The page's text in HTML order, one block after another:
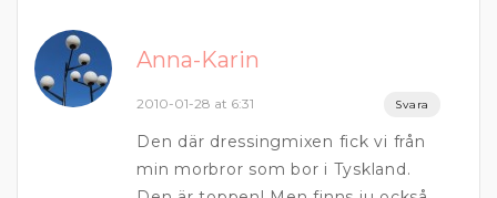
Anna-Karin
2010-01-28 at 6:31 Svara
Den där dressingmixen fick vi från
min morbror som bor i Tyskland.